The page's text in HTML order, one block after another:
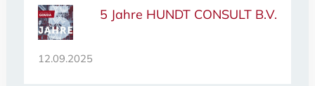
5 Jahre HUNDT CONSULT B.V.
12.09.2025